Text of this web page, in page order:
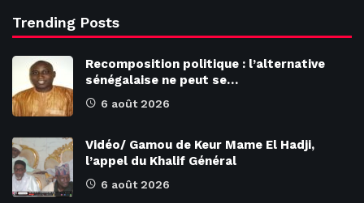
Trending Posts
Recomposition politique : l’alternative
sénégalaise ne peut se…
6 août 2026
Vidéo/ Gamou de Keur Mame El Hadji,
l’appel du Khalif Général
6 août 2026